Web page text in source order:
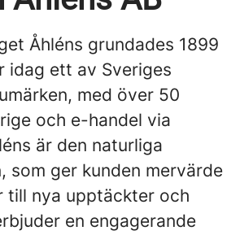
Åhléns grundades 1899
idag ett av Sveriges
med över 50
och e-handel via
är den naturliga
som ger kunden mervärde
till nya upptäckter och
en engagerande